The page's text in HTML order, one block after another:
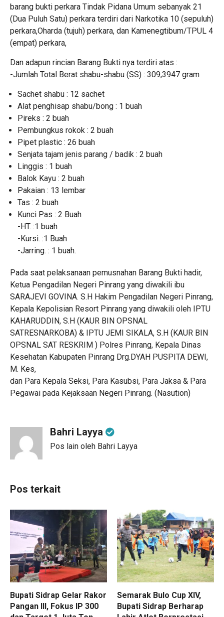
barang bukti perkara Tindak Pidana Umum sebanyak 21
(Dua Puluh Satu) perkara terdiri dari Narkotika 10 (sepuluh)
perkara,Oharda (tujuh) perkara, dan Kamenegtibum/TPUL 4
(empat) perkara,
Dan adapun rincian Barang Bukti nya terdiri atas :
-Jumlah Total Berat shabu-shabu (SS) : 309,3947 gram
Sachet shabu : 12 sachet
Alat penghisap shabu/bong : 1 buah
Pireks : 2 buah
Pembungkus rokok : 2 buah
Pipet plastic : 26 buah
Senjata tajam jenis parang / badik : 2 buah
Linggis : 1 buah
Balok Kayu : 2 buah
Pakaian : 13 lembar
Tas : 2 buah
Kunci Pas : 2 Buah
-HT. :1 buah
-Kursi. :1 Buah
-Jarring. : 1 buah.
Pada saat pelaksanaan pemusnahan Barang Bukti hadir,
Ketua Pengadilan Negeri Pinrang yang diwakili ibu
SARAJEVI GOVINA. S.H Hakim Pengadilan Negeri Pinrang,
Kepala Kepolisian Resort Pinrang yang diwakili oleh IPTU
KAHARUDDIN, S.H (KAUR BIN OPSNAL
SATRESNARKOBA) & IPTU JEMI SIKALA, S.H (KAUR BIN
OPSNAL SAT RESKRIM ) Polres Pinrang, Kepala Dinas
Kesehatan Kabupaten Pinrang Drg.DYAH PUSPITA DEWI,
M. Kes,
dan Para Kepala Seksi, Para Kasubsi, Para Jaksa & Para
Pegawai pada Kejaksaan Negeri Pinrang. (Nasution)
Bahri Layya
Pos lain oleh Bahri Layya
Pos terkait
Bupati Sidrap Gelar Rakor
Pangan III, Fokus IP 300
Semarak Bulo Cup XIV,
Bupati Sidrap Berharap